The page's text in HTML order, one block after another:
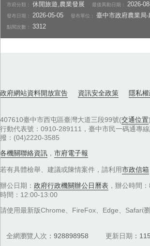
市府分類：休閒旅遊,農業發展 最後異動日期： 2026-
發布日期： 2026-05-05 發布單位：臺中市政府農業局
點閱次數：3312
政府網站資料開放宣告 資訊安全政策 隱私
407610臺中市西屯區臺灣大道三段99號(交通位置
行動代表號：0910-289111，臺中市民一碼通專
撥：(04)2220-3585
各機關聯絡資訊 ， 市府電子報
若有具體檢舉、建議或陳情案件，請利用市政信箱
辦公日期： 政府行政機關辦公日曆表 ，辦公時間
時間：12:00-13:00
請使用最新版Chrome、FireFox、Edge、Safari
全網瀏覽人次 928898958 更新日期